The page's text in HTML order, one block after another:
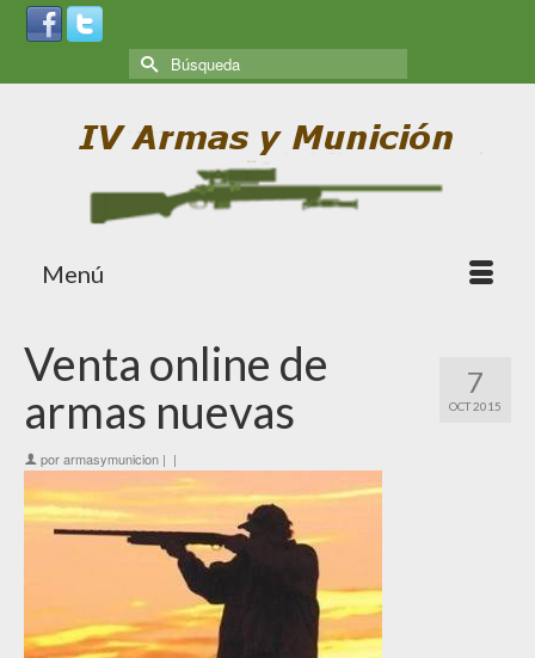
Menú
7
OCT 2015
Venta online de
armas nuevas
porarmasymunicion | |